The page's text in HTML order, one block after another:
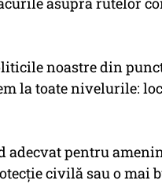
noastre din
la toate nivelurile:
adecvat pentru
civilă sau o mai